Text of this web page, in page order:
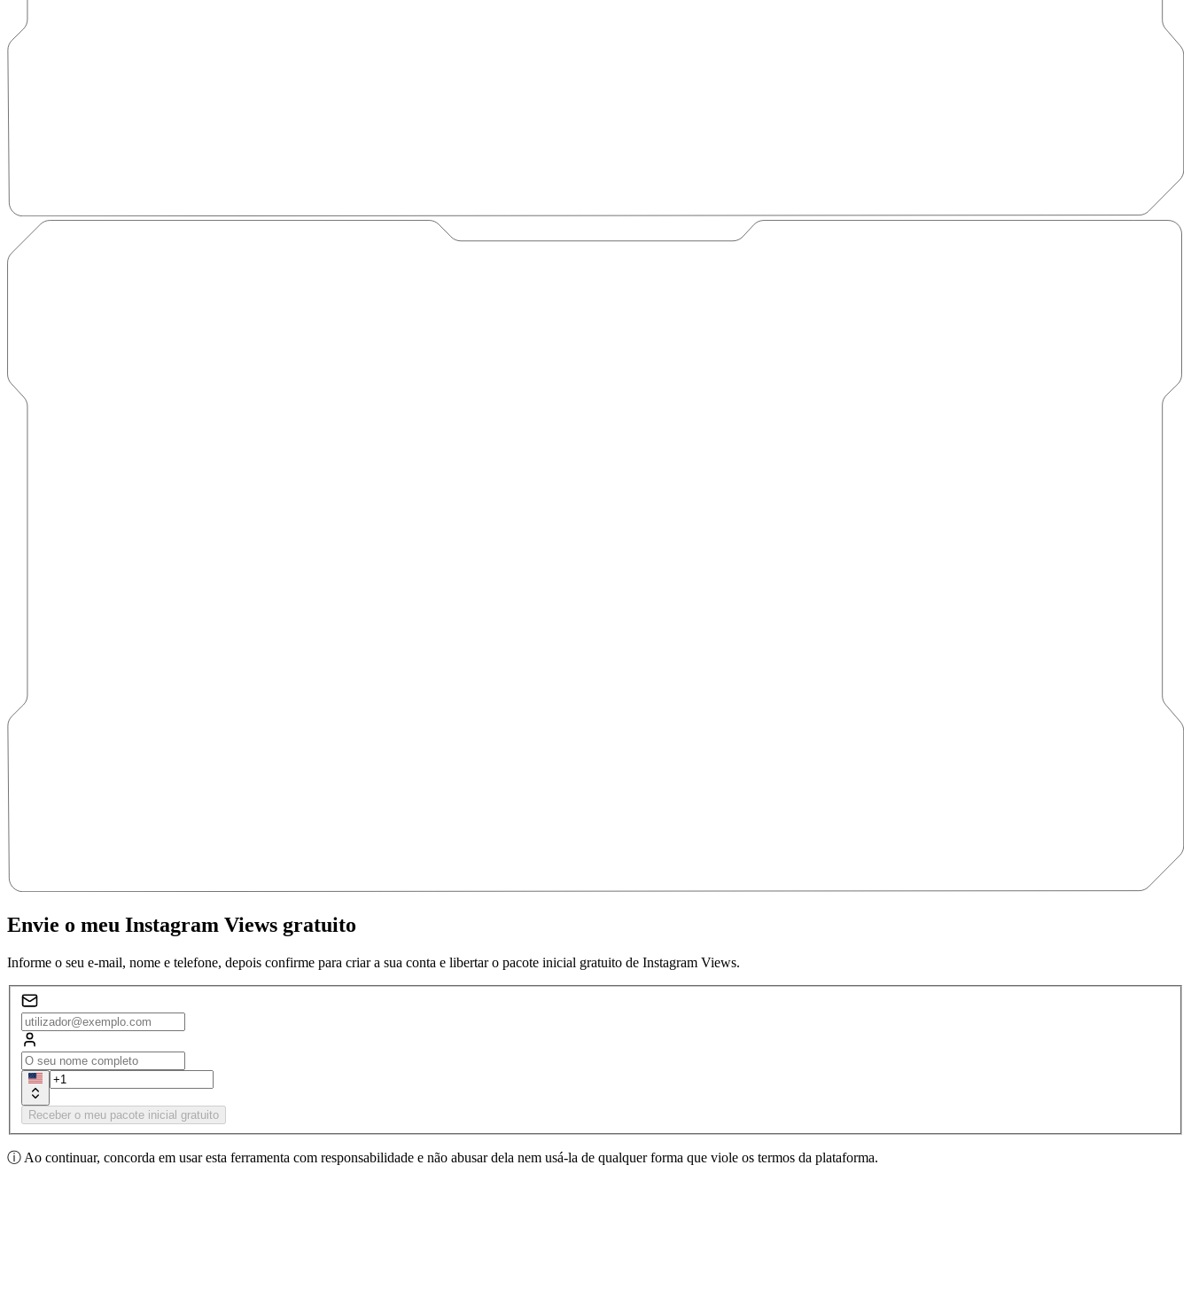
Envie o meu Instagram Views gratuito
Informe o seu e-mail, nome e telefone, depois confirme para criar a sua conta e libertar o pacote inicial gratuito de Instagram Views.
Receber o meu pacote inicial gratuito
ⓘ Ao continuar, concorda em usar esta ferramenta com responsabilidade e não abusar dela nem usá-la de qualquer forma que viole os termos da plataforma.